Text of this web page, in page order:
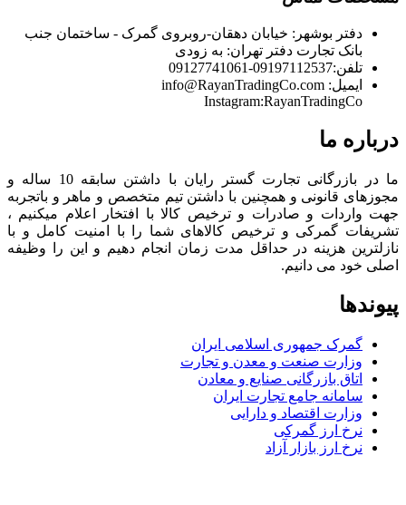
دفتر بوشهر: خیابان دهقان-روبروی گمرک - ساختمان جنب
بانک تجارت دفتر تهران: به زودی
تلفن:09197112537-09127741061
ایمیل: info@RayanTradingCo.com
Instagram:RayanTradingCo
درباره ما
ما در بازرگانی تجارت گستر رایان با داشتن سابقه 10 ساله و
مجوزهای قانونی و همچنین با داشتن تیم متخصص و ماهر و باتجربه
جهت واردات و صادرات و ترخیص کالا با افتخار اعلام میکنیم ،
تشریفات گمرکی و ترخیص کالاهای شما را با امنیت کامل و با
نازلترین هزینه در حداقل مدت زمان انجام دهیم و این را وظیفه
اصلی خود می دانیم.
پیوندها
گمرک جمهوری اسلامی ایران
وزارت صنعت و معدن و تجارت
اتاق بازرگانی صنایع و معادن
سامانه جامع تجارت ایران
وزارت اقتصاد و دارایی
نرخ ارز گمرکی
نرخ ارز بازار آزاد